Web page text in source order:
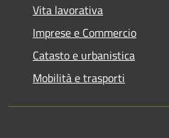
Vita lavorativa
Imprese e Commercio
Catasto e urbanistica
Mobilità e trasporti